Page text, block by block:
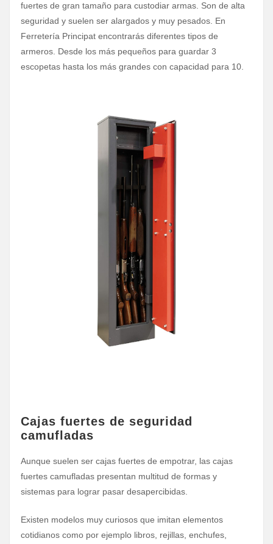
fuertes de gran tamaño para custodiar armas. Son de alta
seguridad y suelen ser alargados y muy pesados. En
Ferretería Principat encontrarás diferentes tipos de
armeros. Desde los más pequeños para guardar 3
escopetas hasta los más grandes con capacidad para 10.
Cajas fuertes de seguridad
camufladas
Aunque suelen ser cajas fuertes de empotrar, las cajas
fuertes camufladas presentan multitud de formas y
sistemas para lograr pasar desapercibidas.
Existen modelos muy curiosos que imitan elementos
cotidianos como por ejemplo libros, rejillas, enchufes,